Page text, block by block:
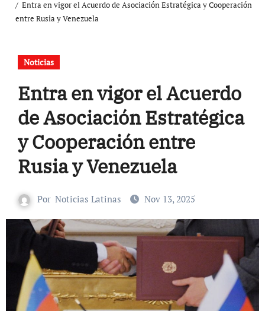
Entra en vigor el Acuerdo de Asociación Estratégica y Cooperación
entre Rusia y Venezuela
Noticias
Entra en vigor el Acuerdo
de Asociación Estratégica
y Cooperación entre
Rusia y Venezuela
Por Noticias Latinas Nov 13, 2025